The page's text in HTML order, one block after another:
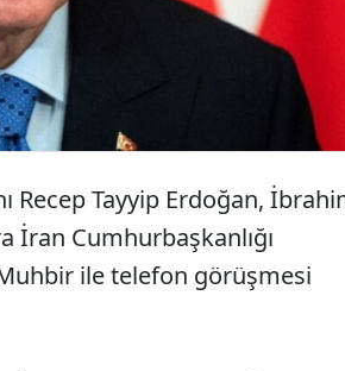
Recep Tayyip Erdoğan,
İran Cumhurbaşkanlığı
ile telefon görüşmesi